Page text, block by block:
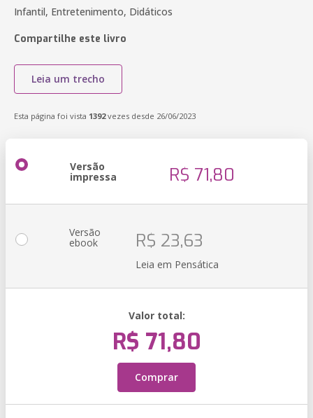
Infantil, Entretenimento, Didáticos
Compartilhe este livro
Leia um trecho
Esta página foi vista 1392vezes desde 26/06/2023
Versão
impressa R$ 71,80
Versão
ebook R$ 23,63
Leia em Pensática
Valor total:
R$ 71,80
Comprar